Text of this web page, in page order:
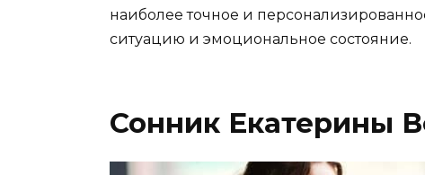
наиболее точное и
ситуацию и эмоциональное состояние.
Сонник Екатерины